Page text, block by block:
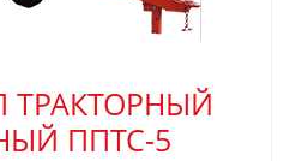
ТРАКТОРНЫЙ
ППТС-5